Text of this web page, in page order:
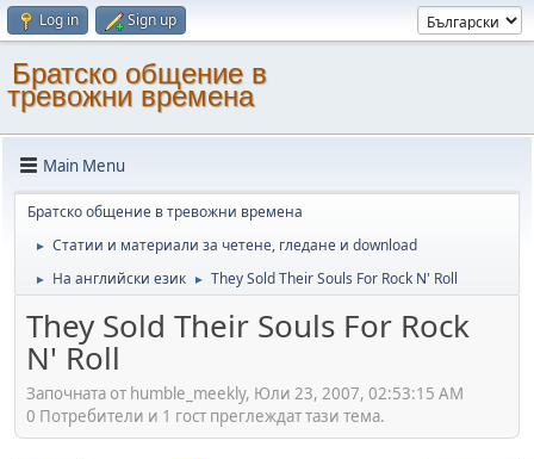
Log in Sign up
Братско общение в
тревожни времена
Main Menu
Братско общение в тревожни времена
► Статии и материали за четене, гледане и download
► На английски език ► They Sold Their Souls For Rock N' Roll
They Sold Their Souls For Rock
N' Roll
Започната от humble_meekly, Юли 23, 2007, 02:53:15 AM
0 Потребители и 1 гост преглеждат тази тема.